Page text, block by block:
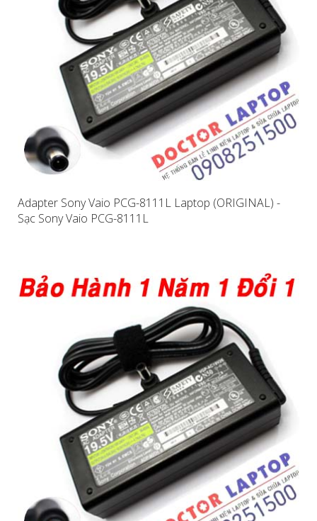
Adapter Sony Vaio PCG-8111L Laptop (ORIGINAL) -
Sạc Sony Vaio PCG-8111L